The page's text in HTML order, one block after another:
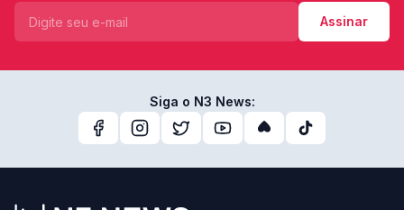
Assinar
Siga o N3 News: